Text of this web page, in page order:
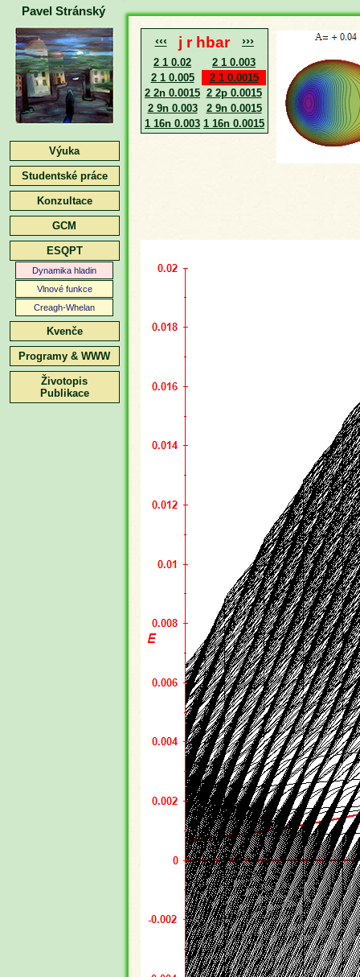
Pavel Stránský
Výuka
Studentské práce
Konzultace
GCM
ESQPT
Dynamika hladin
Vlnové funkce
Creagh-Whelan
Kvenče
Programy & WWW
Životopis
Publikace
‹‹‹ j r hbar ›››
2 1 0.02
2 1 0.003
2 1 0.005
2 1 0.0015
2 2n 0.0015 2 2p 0.0015
2 9n 0.003
2 9n 0.0015
1 16n 0.003 1 16n 0.0015